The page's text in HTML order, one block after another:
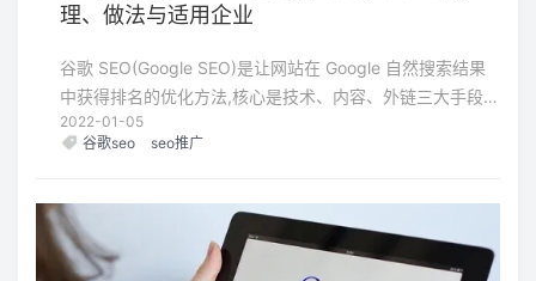
理、做法与适用企业
谷歌 SEO(Google SEO)是让网站在 Google 自然搜索结果
中获得排名的优化方法,核心是技术、内容、外链三大手段,
不花广告费。对外贸出海企业来说,能否在 Google 排上目标
关键词,直接影响海外询盘量——这也是它和国内百度推广、
2022-01-05
谷歌seo
seo推广